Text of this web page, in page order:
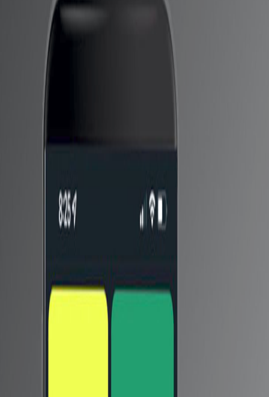
من ناحية أخرى ، يأتي الإصدار الرئيسي من سلسلة iPhone 14
بسعر يبدأ من 799 دولارًا ، على غرار الإصدار الرئيسي الذي
قدمته شركة Apple لإصدارات العام الماضي، وتشير التوقعات
أيضًا إلى أن المستوى الأعلى لتسعير إصدارات Pro هذا العام
يرجع إلى الميزات الجديدة والترقيات التي توفرها Apple في